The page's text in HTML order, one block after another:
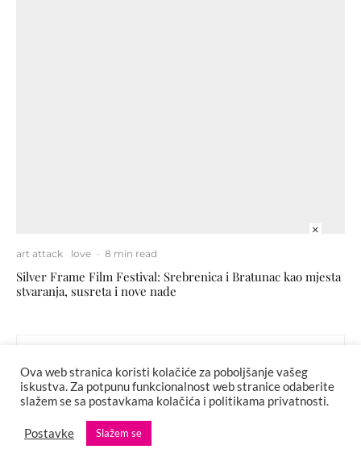
art attack love · 8 min read
Silver Frame Film Festival: Srebrenica i Bratunac kao mjesta
stvaranja, susreta i nove nade
Ova web stranica koristi kolačiće za poboljšanje vašeg
iskustva. Za potpunu funkcionalnost web stranice odaberite
slažem se sa postavkama kolačića i politikama privatnosti.
Postavke Slažem se
×